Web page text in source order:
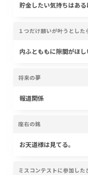
貯金したい気持ちはある
１つだけ願いが叶うとした
内ふとももに隙間がほし
将来の夢
報道関係
座右の銘
お天道様は見てる。
ミスコンテストに参加した